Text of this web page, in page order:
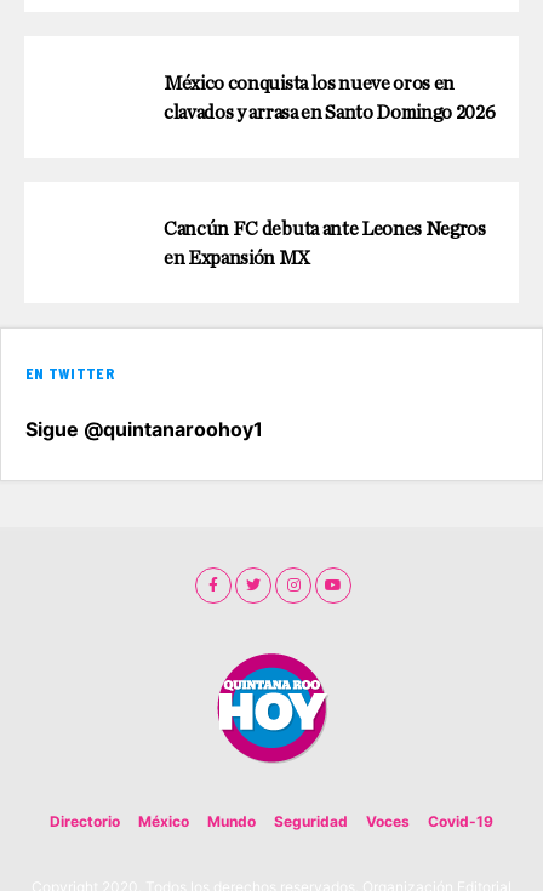
México conquista los nueve oros en
clavados y arrasa en Santo Domingo 2026
Cancún FC debuta ante Leones Negros
en Expansión MX
EN TWITTER
Sigue @quintanaroohoy1
Directorio México Mundo Seguridad Voces Covid-19